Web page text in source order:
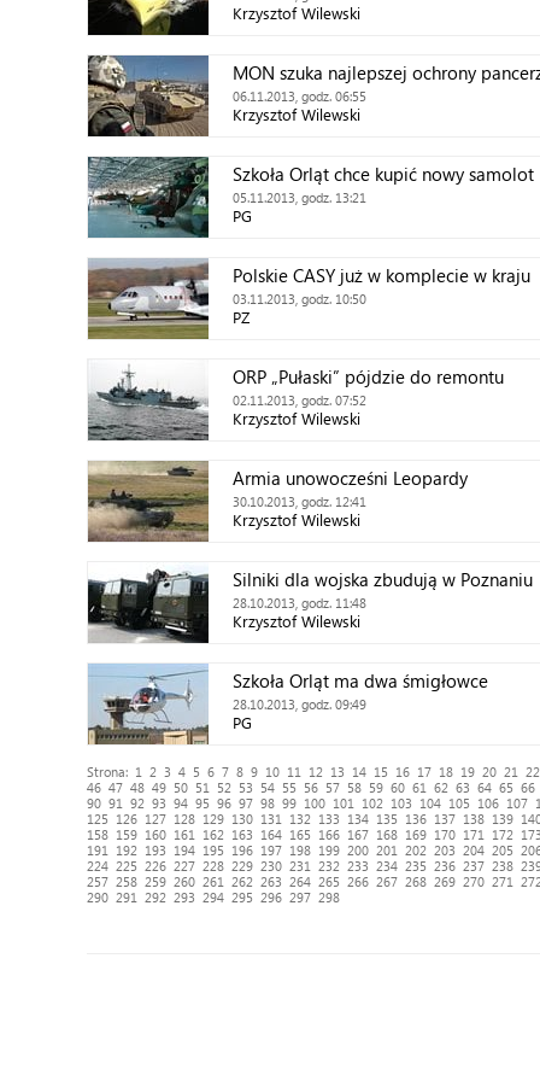
Krzysztof Wilewski
MON szuka najlepszej ochrony
06.11.2013, godz. 06:55
Krzysztof Wilewski
Szkoła Orląt chce kupić nowy samolot
05.11.2013, godz. 13:21
PG
Polskie CASY już w komplecie w kraju
03.11.2013, godz. 10:50
PZ
ORP „Pułaski” pójdzie do remontu
02.11.2013, godz. 07:52
Krzysztof Wilewski
Armia unowocześni Leopardy
30.10.2013, godz. 12:41
Krzysztof Wilewski
Silniki dla wojska zbudują w Poznaniu
28.10.2013, godz. 11:48
Krzysztof Wilewski
Szkoła Orląt ma dwa śmigłowce
28.10.2013, godz. 09:49
PG
Strona: 1 2 3 4 5 6 7 8 9 10 11 12 13 14 15 16 17 18 19 20 21
22
46 47 48 49 50 51 52 53 54 55 56 57 58 59 60 61 62 63 64 65 66
90 91 92 93 94 95 96 97 98 99 100 101 102 103 104 105 106 107
125
126 127 128 129 130 131 132 133 134 135 136 137 138 139
158 159 160 161 162 163 164 165 166 167 168 169 170 171 172
191
192 193 194 195 196 197 198 199 200 201 202 203 204 205
224 225 226 227 228 229 230 231 232 233 234 235 236 237 238
257 258 259 260 261 262 263 264 265 266 267 268 269 270 271
290 291 292 293 294 295 296 297 298